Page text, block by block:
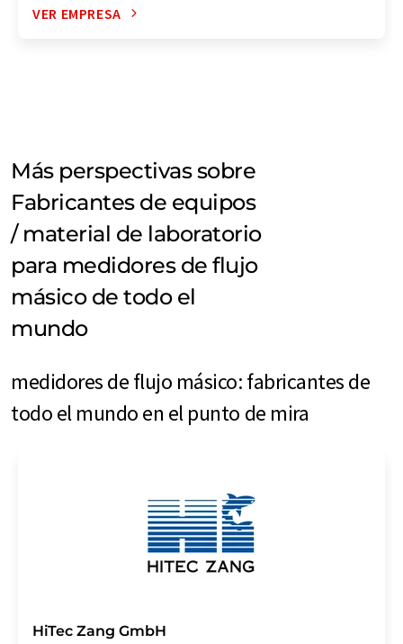
VER EMPRESA
Más perspectivas sobre
Fabricantes de equipos
/ material de laboratorio
para medidores de flujo
másico de todo el
mundo
medidores de flujo másico: fabricantes de
todo el mundo en el punto de mira
HiTec Zang GmbH